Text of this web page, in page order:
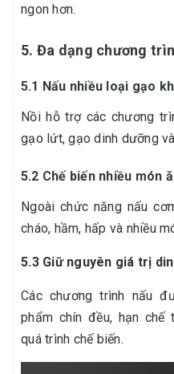
ngon hơn.
5. Đa dạng chương
5.1 Nấu nhiều loại gạo
Nồi hỗ trợ các chương
gạo lứt, gạo dinh dưỡng
5.2 Chế biến nhiều món
Ngoài chức năng nấu
cháo, hầm, hấp và nhiều
5.3 Giữ nguyên giá trị
Các chương trình nấu
phẩm chín đều, hạn
quá trình chế biến.